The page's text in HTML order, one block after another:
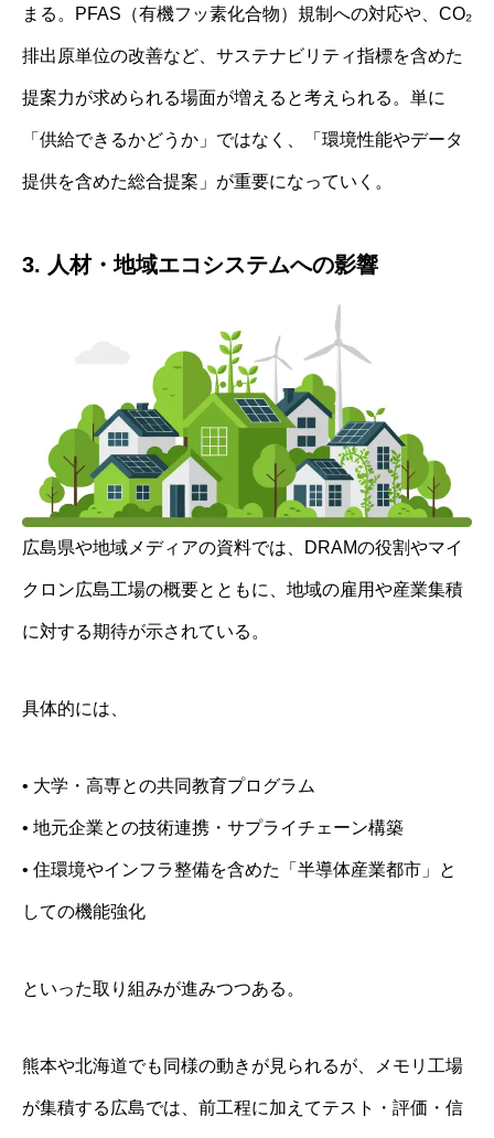
まる。PFAS（有機フッ素化合物）規制への対応や、CO₂
排出原単位の改善など、サステナビリティ指標を含めた
提案力が求められる場面が増えると考えられる。単に
「供給できるかどうか」ではなく、「環境性能やデータ
提供を含めた総合提案」が重要になっていく。
3. 人材・地域エコシステムへの影響
広島県や地域メディアの資料では、DRAMの役割やマイ
クロン広島工場の概要とともに、地域の雇用や産業集積
に対する期待が示されている。
具体的には、
• 大学・高専との共同教育プログラム
• 地元企業との技術連携・サプライチェーン構築
• 住環境やインフラ整備を含めた「半導体産業都市」と
しての機能強化
といった取り組みが進みつつある。
熊本や北海道でも同様の動きが見られるが、メモリ工場
が集積する広島では、前工程に加えてテスト・評価・信